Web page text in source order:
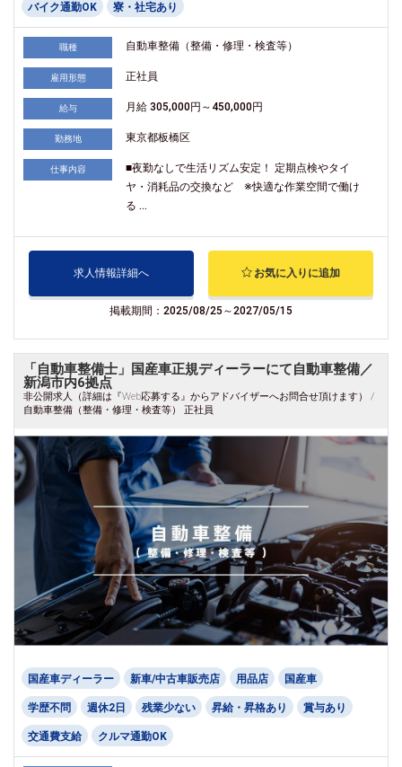
バイク通勤OK 寮・社宅あり
職種 自動車整備（整備・修理・検査等）
雇用形態 正社員
給与 月給 305,000円～450,000円
勤務地 東京都板橋区
仕事内容
■夜勤なしで生活リズム安定！ 定期点検やタイ
ヤ・消耗品の交換など ※快適な作業空間で働け
る ...
求人情報詳細へ お気に入りに追加
掲載期間：2025/08/25～2027/05/15
「自動車整備士」国産車正規ディーラーにて自動車整備／
新潟市内6拠点
非公開求人（詳細は『Web応募する』からアドバイザーへお問合せ頂けます） /
自動車整備（整備・修理・検査等） 正社員
国産車ディーラー 新車/中古車販売店 用品店 国産車
学歴不問 週休2日 残業少ない 昇給・昇格あり 賞与あり
交通費支給 クルマ通勤OK